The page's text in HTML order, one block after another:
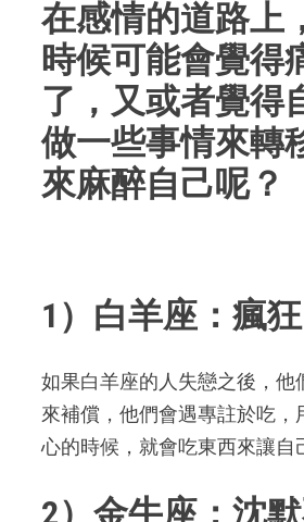
在感情的道路上
時候可能會覺得
了，又或者覺得
做一些事情來轉
來麻醉自己呢？
1）白羊座：瘋
如果白羊座的人失戀之後，
來補償，他們會遇專註於吃
心的時候，就會吃東西來讓自
2）金牛座：沈